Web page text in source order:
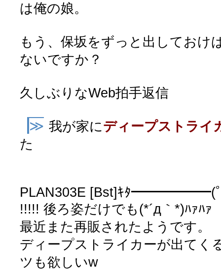
は俺の娘。
もう、保坂をずっと出しておけ
ないですか？
久しぶりなWeb拍手返信
≫ 我が家にディープストライ
た
PLAN303E [Bst]ｷﾀ
!!!!! 後ろ姿だけでも(*´д｀*)ﾊｧﾊｧ
最近また再販されたようです。
ディープストライカーが出てく
ツも欲しいw